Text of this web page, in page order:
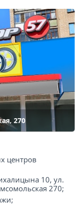
270
центров
10, ул.
270;